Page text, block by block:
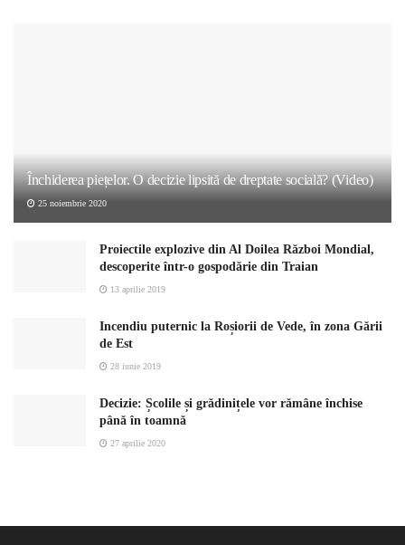
Închiderea piețelor. O decizie lipsită de dreptate socială? (Video)
25 noiembrie 2020
Proiectile explozive din Al Doilea Război Mondial,
descoperite într-o gospodărie din Traian
13 aprilie 2019
Incendiu puternic la Roșiorii de Vede, în zona Gării
de Est
28 iunie 2019
Decizie: Școlile și grădinițele vor rămâne închise
până în toamnă
27 aprilie 2020